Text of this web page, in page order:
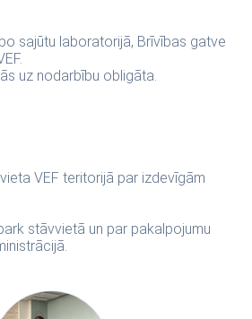
sajūtu laboratorijā, Brīvības gatve
uz nodarbību obligāta.
VEF teritorijā par izdevīgām
stāvvietā un par pakalpojumu